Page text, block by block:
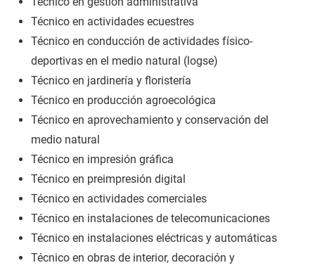
Técnico en actividades ecuestres
Técnico en conducción de actividades físico-
deportivas en el medio natural (logse)
Técnico en jardinería y floristería
Técnico en producción agroecológica
Técnico en aprovechamiento y conservación del
medio natural
Técnico en impresión gráfica
Técnico en preimpresión digital
Técnico en actividades comerciales
Técnico en instalaciones de telecomunicaciones
Técnico en instalaciones eléctricas y automáticas
Técnico en obras de interior, decoración y